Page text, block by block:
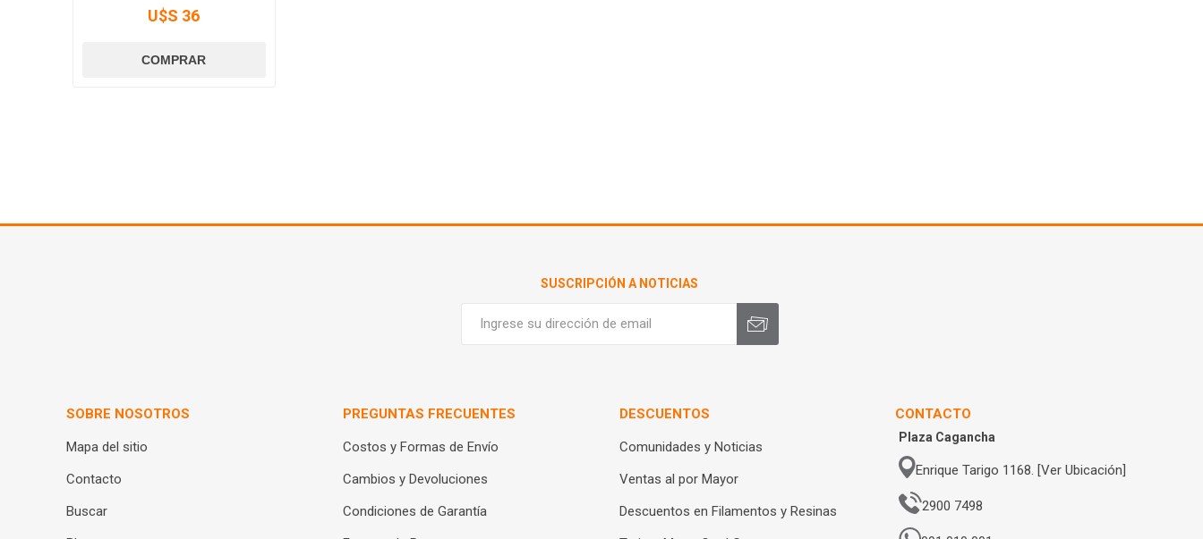
U$S 36
SUSCRIPCIÓN A NOTICIAS
SOBRE NOSOTROS
Mapa del sitio
Contacto
Buscar
PREGUNTAS FRECUENTES
Costos y Formas de Envío
Cambios y Devoluciones
Condiciones de Garantía
DESCUENTOS
Comunidades y Noticias
Ventas al por Mayor
Descuentos en Filamentos y Resinas
CONTACTO
Plaza Cagancha
Enrique Tarigo 1168. [Ver Ubicación]
2900 7498